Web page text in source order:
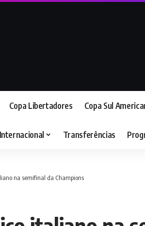
Copa Libertadores Copa Sul
Internacional Transferências
na semifinal da Champions